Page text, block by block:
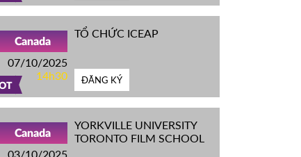
Canada
07/10/2025
14h30
TỔ CHỨC ICEAP
ĐĂNG KÝ
Canada
03/10/2025
YORKVILLE UNIVERSITY
TORONTO FILM SCHOOL